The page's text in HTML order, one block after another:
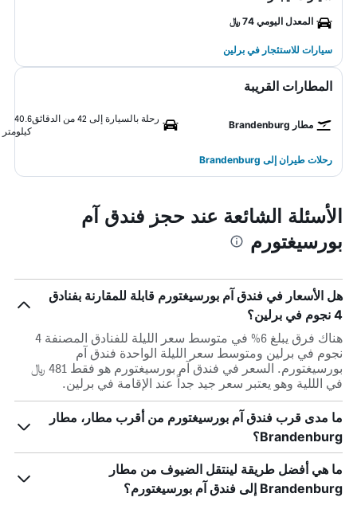
المعدل اليومي 74 ﷼
سيارات للاستئجار في برلين
المطارات القريبة
مطار Brandenburg
رحلة بالسيارة إلى 42 من الدقائق
40.6
كيلومتر
رحلات طيران إلى Brandenburg
الأسئلة الشائعة عند حجز فندق آم
بورسيغتورم
هل الأسعار في فندق آم بورسيغتورم قابلة للمقارنة بفنادق
4 نجوم في برلين؟
هناك فرق يبلغ 6% في متوسط ​​سعر الليلة للفنادق المصنفة 4
نجوم في برلين ومتوسط ​​سعر الليلة الواحدة فندق آم
بورسيغتورم. السعر في فندق آم بورسيغتورم هو فقط 481 ﷼
في الللية وهو يعتبر سعر جيد جداً عند الإقامة في برلين.
ما مدى قرب فندق آم بورسيغتورم من أقرب مطار، مطار
Brandenburg؟
ما هي أفضل طريقة لينتقل الضيوف من مطار
Brandenburg إلى فندق آم بورسيغتورم؟